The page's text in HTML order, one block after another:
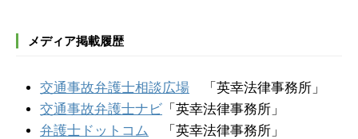
メディア掲載履歴
交通事故弁護士相談広場 「英幸法律事務所」
交通事故弁護士ナビ 「英幸法律事務所」
弁護士ドットコム 「英幸法律事務所」